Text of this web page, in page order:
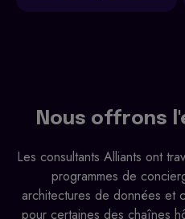
Nous offrons
Les consultants Alliants ont
programmes de
architectures de données et
pour certaines des chaînes